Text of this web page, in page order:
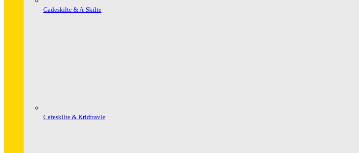
Gadeskilte & A-Skilte
Cafeskilte & Kridttavle